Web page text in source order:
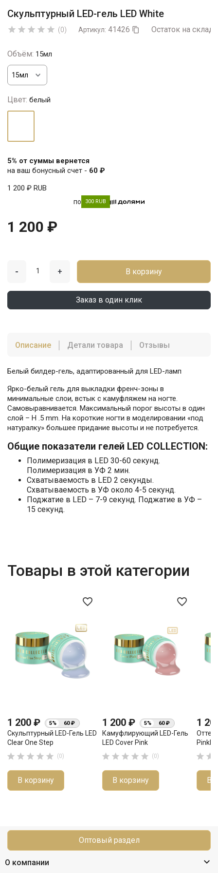
Скульптурный LED-гель LED White
     (0) Артикул: 41426  Остаток на
Объём: 15мл
Цвет: белый
5% от суммы вернется
на ваш бонусный счет - 60 ₽
1 200 ₽ RUB
по 300 RUB
1 200 ₽
- + В корзину
Заказ в один клик
Описание Детали товара Отзывы
Белый билдер-гель, адаптированный для LED-ламп
Ярко-белый гель для выкладки френч-зоны в
минимальные слои, встык с камуфляжем на ногте.
Самовыравнивается. Максимальный порог высоты в один
слой – H .5 mm. На короткие ногти в моделировании «под
натуралку» большее придание высоты и не потребуется.
Общие показатели гелей LED COLLECTION:
Полимеризация в LED 30-60 секунд.
Полимеризация в УФ 2 мин.
Схватываемость в LED 2 секунды.
Схватываемость в УФ около 4-5 секунд.
Поджатие в LED – 7-9 секунд. Поджатие в УФ –
15 секунд.
Товары в этой категории
favorite_border
1 200 ₽ 5% 60 ₽
Скульптурный LED-Гель LED
Clear One Step
     (0)
В корзину
favorite_border
1 200 ₽ 5% 60 ₽
Камуфлирующий LED-Гель
LED Cover Pink
     (0)
В корзину
1
 
В
Оптовый раздел
О компании 